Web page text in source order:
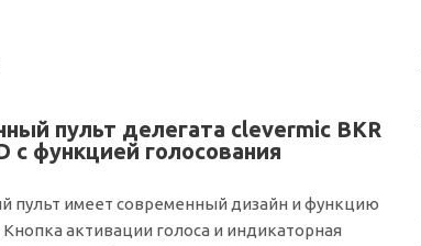
пульт делегата clevermic BKR
с функцией голосования
пульт имеет современный дизайн и функцию
Кнопка активации голоса и индикаторная